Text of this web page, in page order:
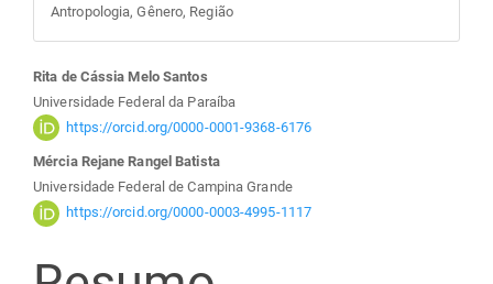
Antropologia, Gênero, Região
Conteúdo
do
artigo
principal
Rita de Cássia Melo Santos
Universidade Federal da Paraíba
https://orcid.org/0000-0001-9368-6176
Mércia Rejane Rangel Batista
Universidade Federal de Campina Grande
https://orcid.org/0000-0003-4995-1117